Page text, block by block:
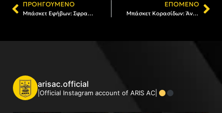
ΠΡΟΗΓΟΎΜΕΝΟ
Μπάσκετ Εφήβων: Σφραγίζει την πρόκριση ο ΑΡΗΣ
ΕΠΌΜΕΝΟ
Μπάσκετ Κορασίδων: Άνετα το «2 στα 2» ο ΑΡΗΣ, 57-39 τον ΠΑΟΚ
arisac.official
|Official Instagram account of ARIS AC|